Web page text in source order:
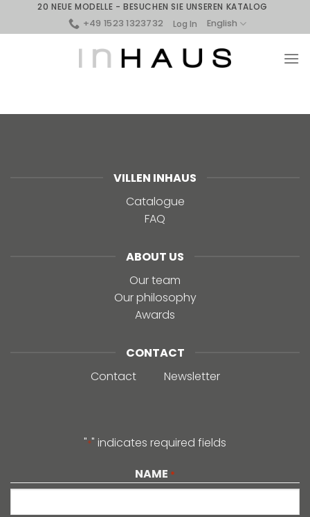
20 NEUE MODELLE - BESUCHEN SIE UNSEREN KATALOG
+49 1523 1323732
Log In English
VILLEN INHAUS
Catalogue
FAQ
ABOUT US
Our team
Our philosophy
Awards
CONTACT
Contact Newsletter
"*" indicates required fields
NAME *